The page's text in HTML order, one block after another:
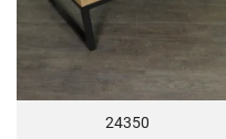
24350